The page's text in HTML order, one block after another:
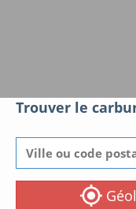
Trouver le